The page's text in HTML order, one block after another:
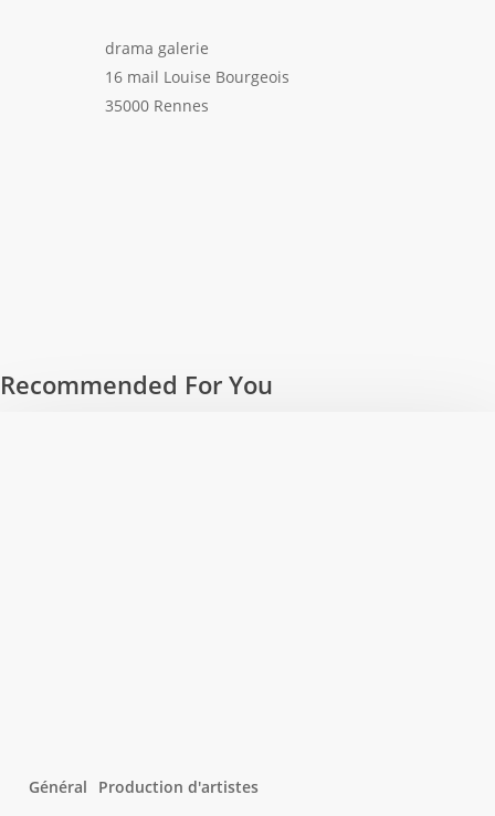
drama galerie
16 mail Louise Bourgeois
35000 Rennes
Recommended For You
Général
Production d'artistes